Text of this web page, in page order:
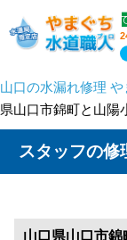
山口の水漏れ修理 や
県山口市錦町と山陽
スタッフの修
山口県山口市